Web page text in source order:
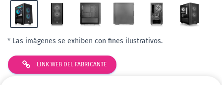
* Las imágenes se exhiben con fines ilustrativos.
LINK WEB DEL FABRICANTE